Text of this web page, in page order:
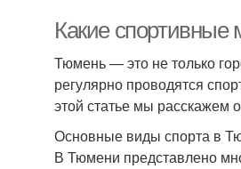
Какие спортивные
Тюмень — это не только
регулярно проводятся
этой статье мы расскажем
Основные виды спорта в
В Тюмени представлено